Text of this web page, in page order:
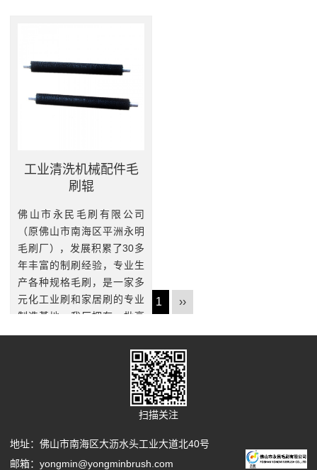
工业清洗机械配件毛
刷辊
佛山市永民毛刷有限公司
（原佛山市南海区平洲永明
毛刷厂），发展积累了30多
年丰富的制刷经验，专业生
产各种规格毛刷，是一家多
元化工业刷和家居刷的专业
制造基地。我厂拥有一批高
素质和精干技术熟练的员
‹‹ 1 ››
扫描关注
地址：佛山市南海区大沥水头工业大道北40号
邮箱：yongmin@yongminbrush.com